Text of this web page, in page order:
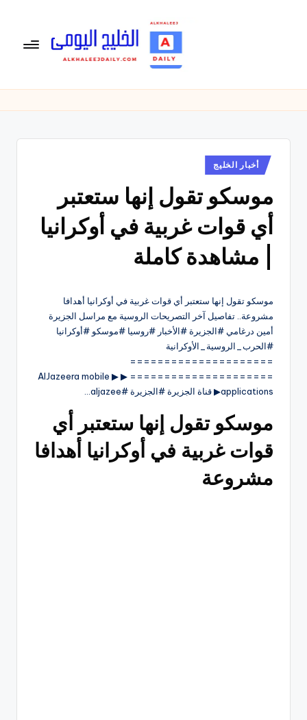
خ
يو
متابعة
,
الرياضية
والسياسية
والاقتصادية.
نُشر
في
أخبار الخليج
موسكو تقول إنها ستعتبر
أي قوات غربية في أوكرانيا
| مشاهدة كاملة
موسكو تقول إنها ستعتبر أي قوات غربية في أوكرانيا أهدافا
مشروعة.. تفاصيل آخر التصريحات الروسية مع مراسل الجزيرة
أمين درغامي #الجزيرة #الأخبار #روسيا #موسكو #أوكرانيا
#الحرب_الروسية_الأوكرانية
=====================
===================== ▶ ▶ AlJazeera mobile
applications▶ قناة الجزيرة #الجزيرة #aljazee…
موسكو تقول إنها ستعتبر أي
قوات غربية في أوكرانيا أهدافا
مشروعة